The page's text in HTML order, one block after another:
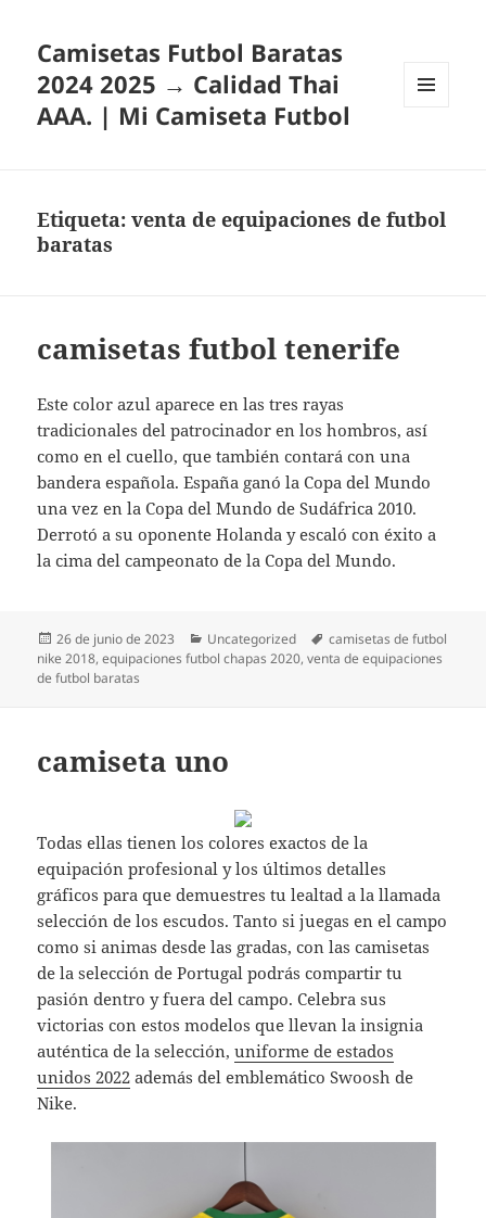
Camisetas Futbol Baratas
2024 2025 → Calidad Thai
AAA. | Mi Camiseta Futbol
Etiqueta:venta de equipaciones de futbol
baratas
camisetas futbol tenerife
Este color azul aparece en las tres rayas
tradicionales del patrocinador en los hombros, así
como en el cuello, que también contará con una
bandera española. España ganó la Copa del Mundo
una vez en la Copa del Mundo de Sudáfrica 2010.
Derrotó a su oponente Holanda y escaló con éxito a
la cima del campeonato de la Copa del Mundo.
Publicado
el
26 de junio de 2023 Categorías
Uncategorized Etiquetas
camisetas de futbol
nike 2018,equipaciones futbol chapas 2020,venta de equipaciones
de futbol baratas
camiseta uno
Todas ellas tienen los colores exactos de la
equipación profesional y los últimos detalles
gráficos para que demuestres tu lealtad a la llamada
selección de los escudos. Tanto si juegas en el campo
como si animas desde las gradas, con las camisetas
de la selección de Portugal podrás compartir tu
pasión dentro y fuera del campo. Celebra sus
victorias con estos modelos que llevan la insignia
auténtica de la selección,uniforme de estados
unidos 2022 además del emblemático Swoosh de
Nike.